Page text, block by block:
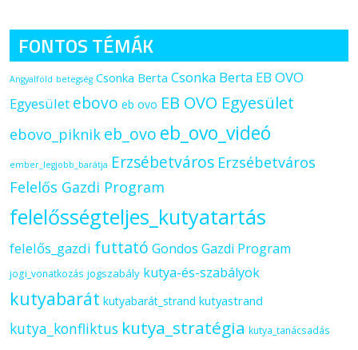
FONTOS TÉMÁK
Angyalföld betegség Csonka Berta Csonka Berta EB OVO
Egyesület ebovo eb ovo EB OVO Egyesület
ebovo_piknik eb_ovo eb_ovo_videó
ember_legjobb_barátja Erzsébetváros Erzsébetváros
Felelős Gazdi Program
felelősségteljes_kutyatartás
felelős_gazdi futtató Gondos Gazdi Program
jogi_vonatkozás jogszabály kutya-és-szabályok
kutyabarát kutyabarát_strand kutyastrand
kutya_konfliktus kutya_stratégia kutya_tanácsadás